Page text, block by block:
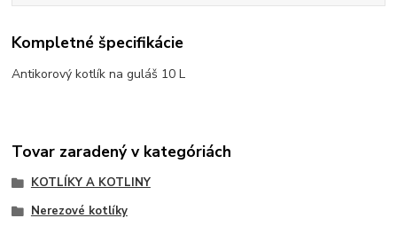
Kompletné špecifikácie
Antikorový kotlík na guláš 10 L
Tovar zaradený v kategóriách
KOTLÍKY A KOTLINY
Nerezové kotlíky